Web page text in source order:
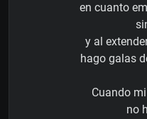
en cuanto
y al
hago galas
Cuando
no